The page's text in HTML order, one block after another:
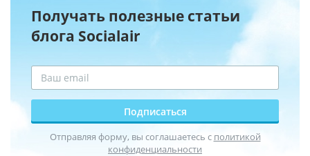
Получать полезные статьи
блога Socialair
Подписаться
Отправляя форму, вы соглашаетесь с политикой
конфиденциальности